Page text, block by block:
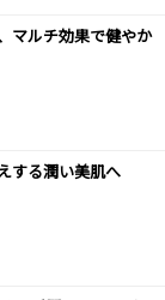
マルチ効果で健やか
する潤い美肌へ